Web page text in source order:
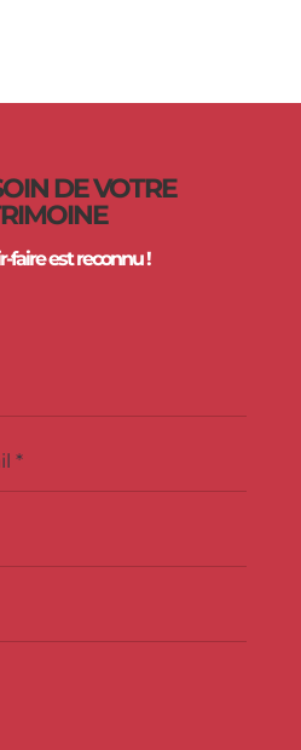
DE VOTRE
faire est reconnu !